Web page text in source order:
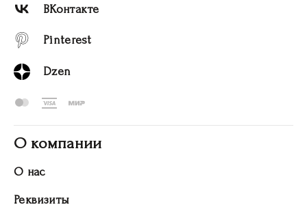
ВКонтакте
Pinterest
Dzen
О компании
О нас
Реквизиты